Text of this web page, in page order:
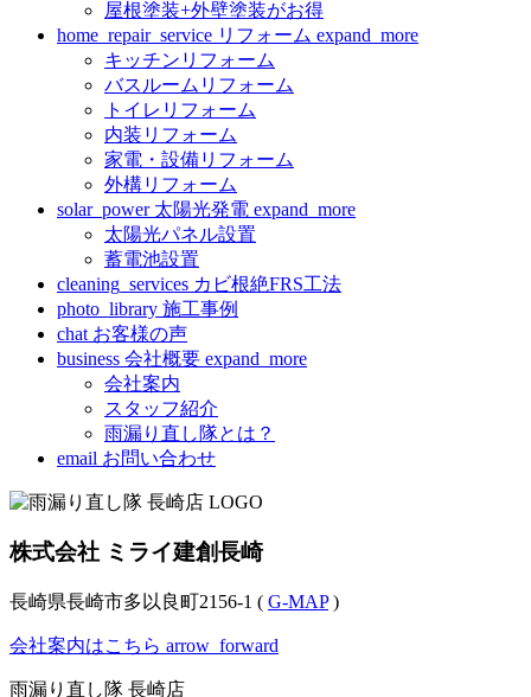
屋根塗装+外壁塗装がお得
home_repair_service リフォーム expand_more
キッチンリフォーム
バスルームリフォーム
トイレリフォーム
内装リフォーム
家電・設備リフォーム
外構リフォーム
solar_power 太陽光発電 expand_more
太陽光パネル設置
蓄電池設置
cleaning_services カビ根絶FRS工法
photo_library 施工事例
chat お客様の声
business 会社概要 expand_more
会社案内
スタッフ紹介
雨漏り直し隊とは？
email お問い合わせ
株式会社 ミライ建創長崎
長崎県長崎市多以良町2156-1 ( G-MAP)
会社案内はこちら arrow_forward
雨漏り直し隊 長崎店